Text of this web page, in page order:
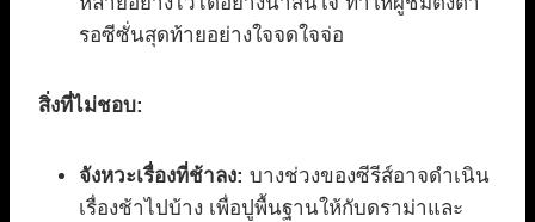
รอซีซั่นสุดท้ายอย่างใจจดใจจ่อ
สิ่งที่ไม่ชอบ:
จังหวะเรื่องที่ช้าลง: บางช่วงของซีรีส์อาจดำเนิน
เรื่องช้าไปบ้าง เพื่อปูพื้นฐานให้กับดราม่าและ